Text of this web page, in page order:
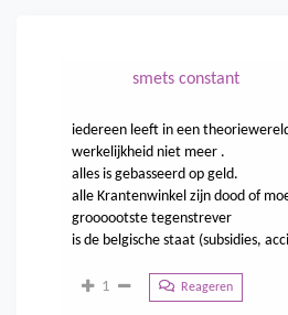
smets constant
iedereen leeft in een
werkelijkheid niet meer .
alles is gebasseerd op geld.
alle Krantenwinkel zijn dood of
groooootste tegenstrever
is de belgische staat (subsidies,
1 Reageren